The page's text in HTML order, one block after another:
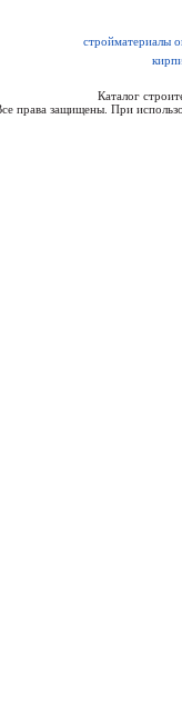
стройматериалы
Каталог
права защищены. При